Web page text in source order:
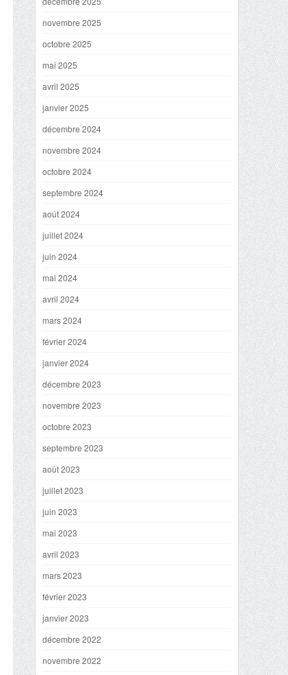
novembre 2025
octobre 2025
mai 2025
avril 2025
janvier 2025
décembre 2024
novembre 2024
octobre 2024
septembre 2024
août 2024
juillet 2024
juin 2024
mai 2024
avril 2024
mars 2024
février 2024
janvier 2024
décembre 2023
novembre 2023
octobre 2023
septembre 2023
août 2023
juillet 2023
juin 2023
mai 2023
avril 2023
mars 2023
février 2023
janvier 2023
décembre 2022
novembre 2022